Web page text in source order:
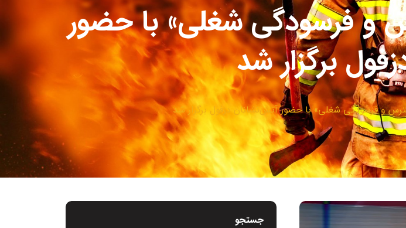
و فرسودگی شغلی» با حضور
برگزار شد
و فرسودگی شغلی» با حضور آتش‌نشانان دزفول برگزار شد
جستجو